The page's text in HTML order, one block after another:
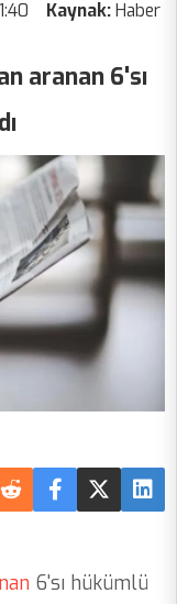
Kaynak:Haber
aranan 6'sı
6'sı hükümlü